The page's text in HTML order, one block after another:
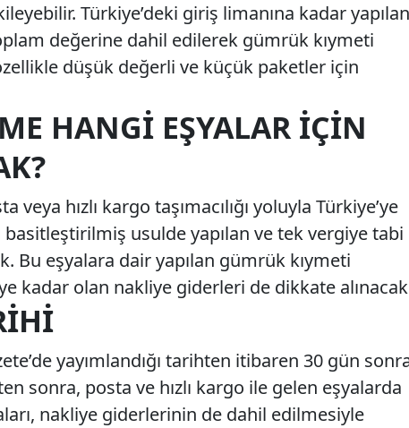
Türkiye’deki giriş limanına kadar yapılan
değerine dahil edilerek gümrük kıymeti
düşük değerli ve küçük paketler için
HANGI EŞYALAR İÇIN
veya hızlı kargo taşımacılığı yoluyla Türkiye’ye
usulde yapılan ve tek vergiye tabi
Bu eşyalara dair yapılan gümrük kıymeti
kadar olan nakliye giderleri de dikkate
yayımlandığı tarihten itibaren 30 gün
sonra, posta ve hızlı kargo ile gelen eşyalarda
nakliye giderlerinin de dahil edilmesiyle